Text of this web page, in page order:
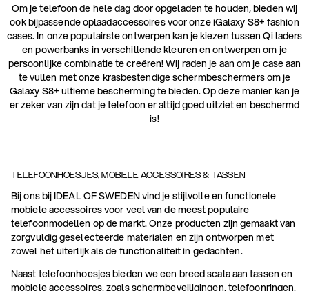
Om je telefoon de hele dag door opgeladen te houden, bieden wij
ook bijpassende oplaadaccessoires voor onze iGalaxy S8+ fashion
cases. In onze populairste ontwerpen kan je kiezen tussen Qi laders
en powerbanks in verschillende kleuren en ontwerpen om je
persoonlijke combinatie te creëren! Wij raden je aan om je case aan
te vullen met onze krasbestendige schermbeschermers om je
Galaxy S8+ ultieme bescherming te bieden. Op deze manier kan je
er zeker van zijn dat je telefoon er altijd goed uitziet en beschermd
is!
TELEFOONHOESJES, MOBIELE ACCESSOIRES & TASSEN
Bij ons bij IDEAL OF SWEDEN vind je stijlvolle en functionele
mobiele accessoires voor veel van de meest populaire
telefoonmodellen op de markt. Onze producten zijn gemaakt van
zorgvuldig geselecteerde materialen en zijn ontworpen met
zowel het uiterlijk als de functionaliteit in gedachten.
Naast telefoonhoesjes bieden we een breed scala aan tassen en
mobiele accessoires, zoals schermbeveiligingen, telefoonringen,